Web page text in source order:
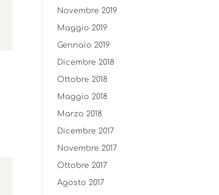
Novembre 2019
Maggio 2019
Gennaio 2019
Dicembre 2018
Ottobre 2018
Maggio 2018
Marzo 2018
Dicembre 2017
Novembre 2017
Ottobre 2017
Agosto 2017